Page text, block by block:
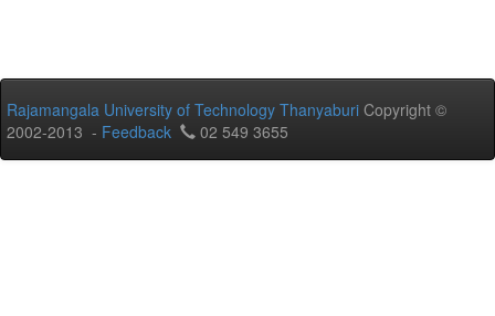
Rajamangala University of Technology Thanyaburi Copyright ©
2002-2013 - Feedback 02 549 3655